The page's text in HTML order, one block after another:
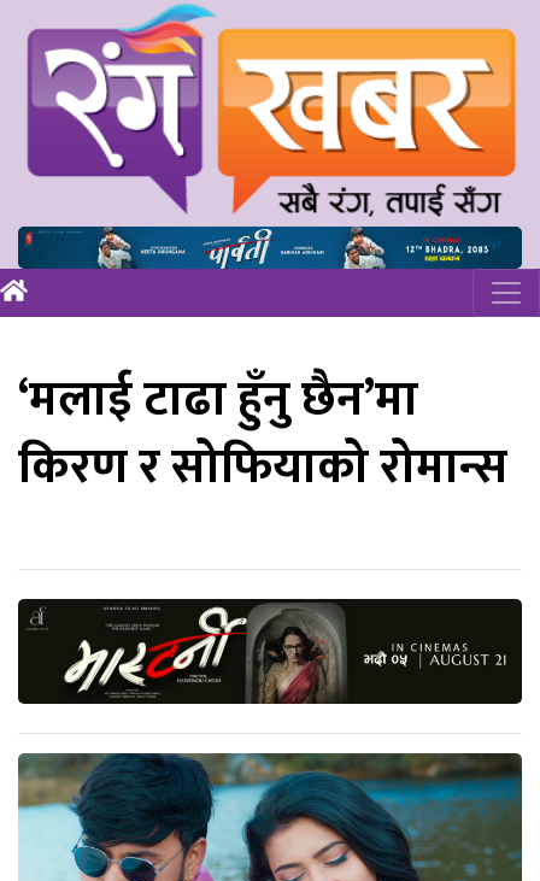
‘मलाई टाढा हुँनु छैन’मा
किरण र सोफियाको रोमान्स